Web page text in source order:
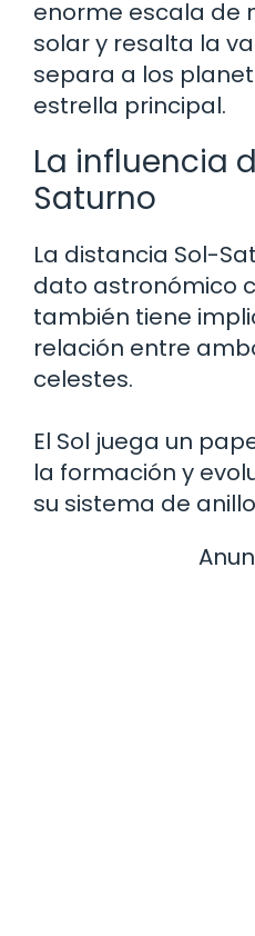
enorme escala de
solar y resalta la
separa a los
estrella principal.
La influencia
Saturno
La distancia Sol-
dato astronómico
también tiene
relación entre
celestes.
El Sol juega un
la formación y
su sistema de